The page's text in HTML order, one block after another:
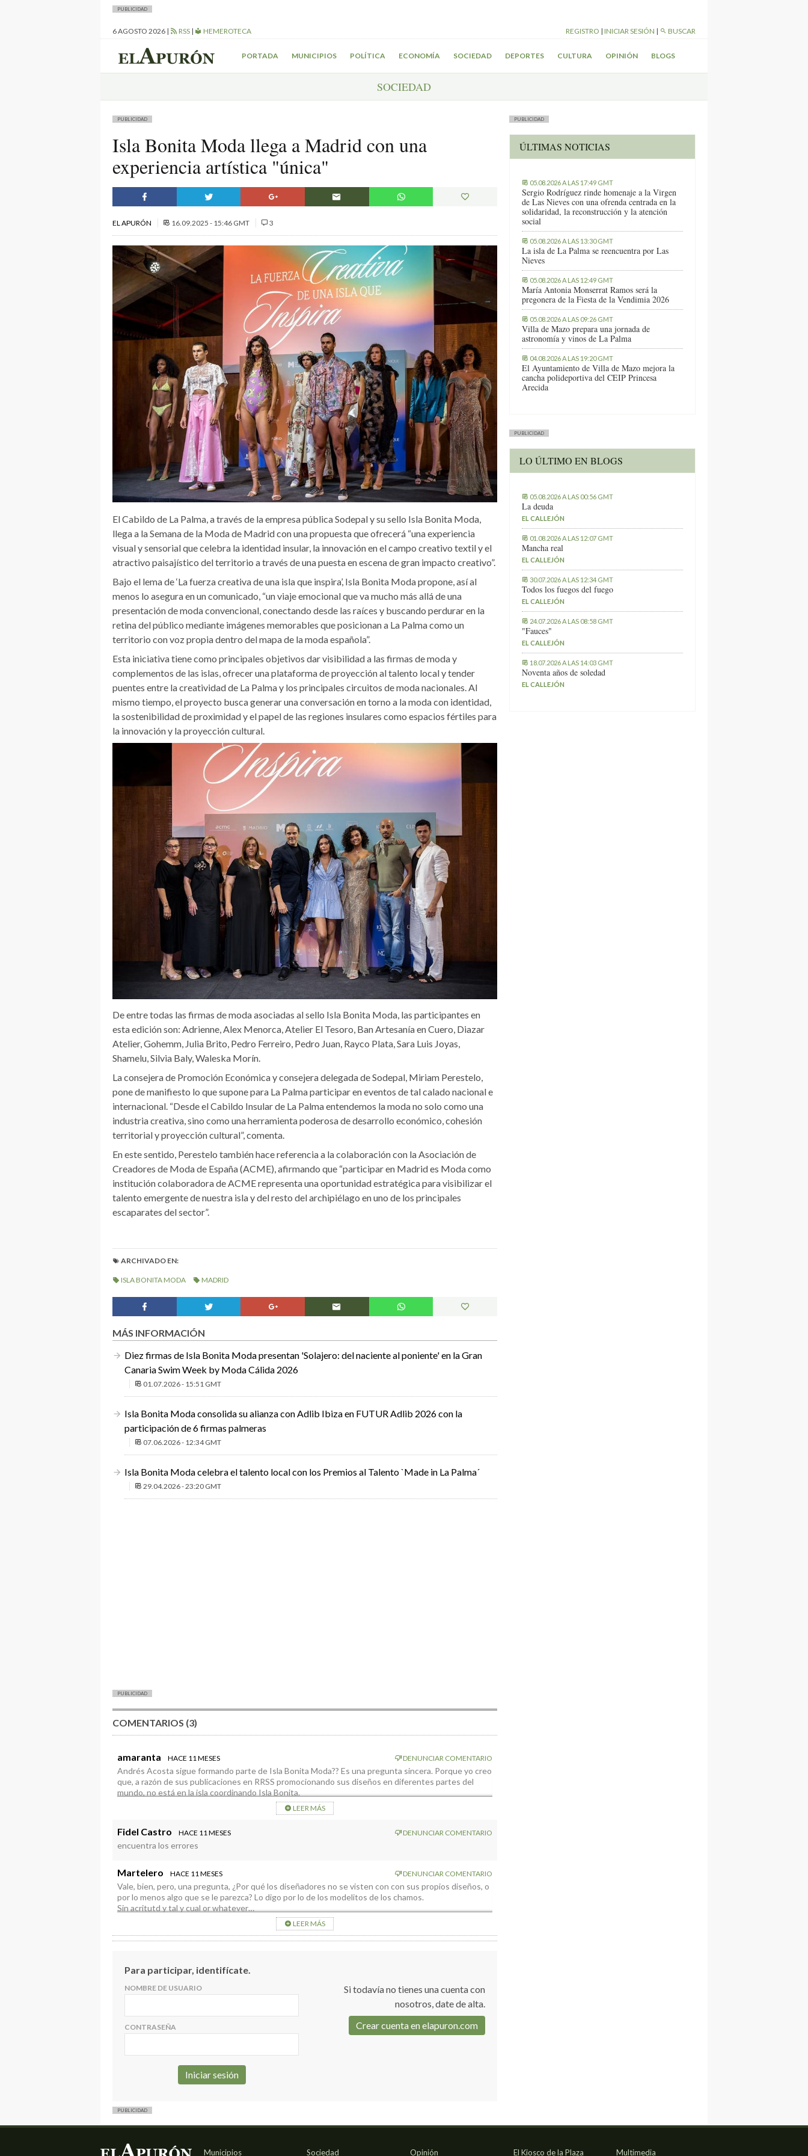
PUBLICIDAD
6 AGOSTO 2026 | RSS | HEMEROTECA REGISTRO | INICIAR SESIÓN | BUSCAR
PORTADA MUNICIPIOS POLÍTICA ECONOMÍA SOCIEDAD DEPORTES CULTURA OPINIÓN BLOGS
SOCIEDAD
PUBLICIDAD
Isla Bonita Moda llega a Madrid con una
experiencia artística "única"
EL APURÓN 16.09.2025 - 15:46 GMT 3
El Cabildo de La Palma, a través de la empresa pública Sodepal y su sello Isla Bonita Moda,
llega a la Semana de la Moda de Madrid con una propuesta que ofrecerá “una experiencia
visual y sensorial que celebra la identidad insular, la innovación en el campo creativo textil y el
atractivo paisajístico del territorio a través de una puesta en escena de gran impacto creativo”.
Bajo el lema de ‘La fuerza creativa de una isla que inspira’, Isla Bonita Moda propone, así al
menos lo asegura en un comunicado, “un viaje emocional que va mucho más allá de una
presentación de moda convencional, conectando desde las raíces y buscando perdurar en la
retina del público mediante imágenes memorables que posicionan a La Palma como un
territorio con voz propia dentro del mapa de la moda española”.
Esta iniciativa tiene como principales objetivos dar visibilidad a las firmas de moda y
complementos de las islas, ofrecer una plataforma de proyección al talento local y tender
puentes entre la creatividad de La Palma y los principales circuitos de moda nacionales. Al
mismo tiempo, el proyecto busca generar una conversación en torno a la moda con identidad,
la sostenibilidad de proximidad y el papel de las regiones insulares como espacios fértiles para
la innovación y la proyección cultural.
De entre todas las firmas de moda asociadas al sello Isla Bonita Moda, las participantes en
esta edición son: Adrienne, Alex Menorca, Atelier El Tesoro, Ban Artesanía en Cuero, Diazar
Atelier, Gohemm, Julia Brito, Pedro Ferreiro, Pedro Juan, Rayco Plata, Sara Luis Joyas,
Shamelu, Silvia Baly, Waleska Morín.
La consejera de Promoción Económica y consejera delegada de Sodepal, Miriam Perestelo,
pone de manifiesto lo que supone para La Palma participar en eventos de tal calado nacional e
internacional. “Desde el Cabildo Insular de La Palma entendemos la moda no solo como una
industria creativa, sino como una herramienta poderosa de desarrollo económico, cohesión
territorial y proyección cultural”, comenta.
En este sentido, Perestelo también hace referencia a la colaboración con la Asociación de
Creadores de Moda de España (ACME), afirmando que “participar en Madrid es Moda como
institución colaboradora de ACME representa una oportunidad estratégica para visibilizar el
talento emergente de nuestra isla y del resto del archipiélago en uno de los principales
escaparates del sector”.
ARCHIVADO EN:
ISLA BONITA MODA MADRID
MÁS INFORMACIÓN
Diez firmas de Isla Bonita Moda presentan 'Solajero: del naciente al poniente' en la Gran
Canaria Swim Week by Moda Cálida 2026
01.07.2026 - 15:51 GMT
Isla Bonita Moda consolida su alianza con Adlib Ibiza en FUTUR Adlib 2026 con la
participación de 6 firmas palmeras
07.06.2026 - 12:34 GMT
Isla Bonita Moda celebra el talento local con los Premios al Talento `Made in La Palma´
29.04.2026 - 23:20 GMT
PUBLICIDAD
COMENTARIOS (3)
amaranta HACE 11 MESES DENUNCIAR COMENTARIO
Andrés Acosta sigue formando parte de Isla Bonita Moda?? Es una pregunta sincera. Porque yo creo
que, a razón de sus publicaciones en RRSS promocionando sus diseños en diferentes partes del
mundo, no está en la isla coordinando Isla Bonita.
Y llevar esto a Madrid están seguros de que reportará algún beneficio a la isla. Lo dudo mucho. Están
promocionando a personas particulares, a diseñadores. ¿por qué no a peluqueros, barmans, baristas?
LEER MÁS
Fidel Castro HACE 11 MESES DENUNCIAR COMENTARIO
encuentra los errores
Martelero HACE 11 MESES DENUNCIAR COMENTARIO
Vale, bien, pero, una pregunta, ¿Por qué los diseñadores no se visten con con sus propios diseños, o
por lo menos algo que se le parezca? Lo digo por lo de los modelitos de los chamos.
Sin acritutd y tal y cual or whatever…
LEER MÁS
Para participar, identifícate.
NOMBRE DE USUARIO
CONTRASEÑA
Si todavía no tienes una cuenta con
nosotros, date de alta.
Crear cuenta en elapuron.com
PUBLICIDAD
ÚLTIMAS NOTICIAS
05.08.2026 A LAS 17:49 GMT
Sergio Rodríguez rinde homenaje a la Virgen
de Las Nieves con una ofrenda centrada en la
solidaridad, la reconstrucción y la atención
social
05.08.2026 A LAS 13:30 GMT
La isla de La Palma se reencuentra por Las
Nieves
05.08.2026 A LAS 12:49 GMT
María Antonia Monserrat Ramos será la
pregonera de la Fiesta de la Vendimia 2026
05.08.2026 A LAS 09:26 GMT
Villa de Mazo prepara una jornada de
astronomía y vinos de La Palma
04.08.2026 A LAS 19:20 GMT
El Ayuntamiento de Villa de Mazo mejora la
cancha polideportiva del CEIP Princesa
Arecida
PUBLICIDAD
LO ÚLTIMO EN BLOGS
05.08.2026 A LAS 00:56 GMT
La deuda
EL CALLEJÓN
01.08.2026 A LAS 12:07 GMT
Mancha real
EL CALLEJÓN
30.07.2026 A LAS 12:34 GMT
Todos los fuegos del fuego
EL CALLEJÓN
24.07.2026 A LAS 08:58 GMT
"Fauces"
EL CALLEJÓN
18.07.2026 A LAS 14:03 GMT
Noventa años de soledad
EL CALLEJÓN
PUBLICIDAD
Municipios Sociedad Opinión El Kiosco de la Plaza Multimedia